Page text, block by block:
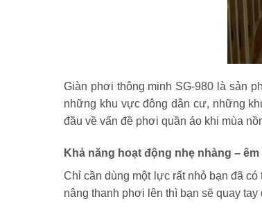
Giàn phơi thông minh SG-980 là sản
những khu vực đông dân cư, những
đầu về vấn đề phơi quần áo khi mùa
Khả năng hoạt động nhẹ nhàng – êm
Chỉ cần dùng một lực rất nhỏ bạn đã
nâng thanh phơi lên thì bạn sẽ quay